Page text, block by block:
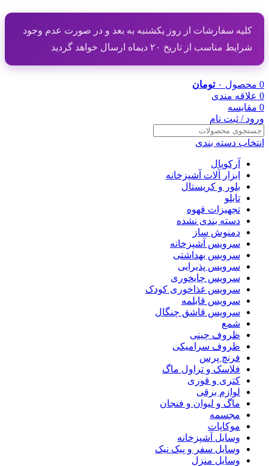
کلیه سفارشات از روز یکشنبه به بعد و در صورت عدم وجود
شرایط مناسب از تاریخ ۲۰ دیماه ارسال خواهد گردید
0 محصول ۰ تومان
0 علاقه مندی
0 مقایسه
ورود / ثبت نام
انتخاب دسته بندی
آرکوپال
ابزار آلات آشپزخانه
بلور و کریستال
تابلو
تجهیزات قهوه
دسته بندی نشده
دمنوش ساز
سرویس آشپزخانه
سرویس بهداشتی
سرویس پذیرایی
سرویس چایخوری
سرویس غذاخوری کودک
سرویس قابلمه
سرویس قاشق چنگال
شمع
ظروف چینی
ظروف سرامیکی
فرنچ پرس
فلاسک و تراول ماگ
کتری و قوری
لوازم برقی
ماگ و لیوان و فنجان
مجسمه
موکاپات
وسایل آشپزخانه
وسایل سفر و پیک نیک
وسایل منزل